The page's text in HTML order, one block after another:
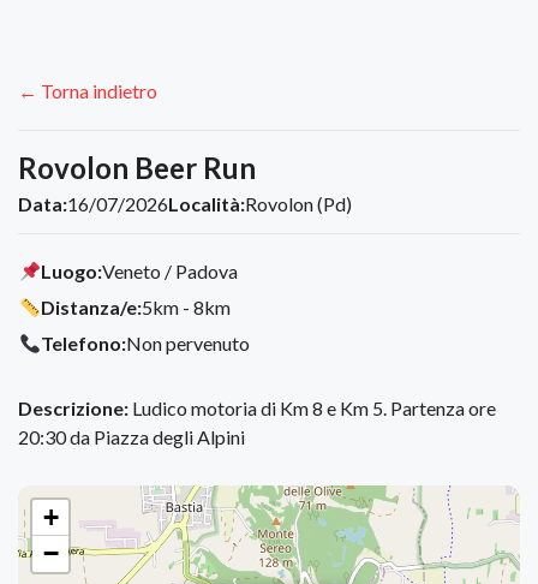
← Torna indietro
Rovolon Beer Run
Data:16/07/2026Località:Rovolon (Pd)
Luogo:Veneto / Padova
Distanza/e:5km - 8km
Telefono:Non pervenuto
Descrizione: Ludico motoria di Km 8 e Km 5. Partenza ore
20:30 da Piazza degli Alpini
+
−